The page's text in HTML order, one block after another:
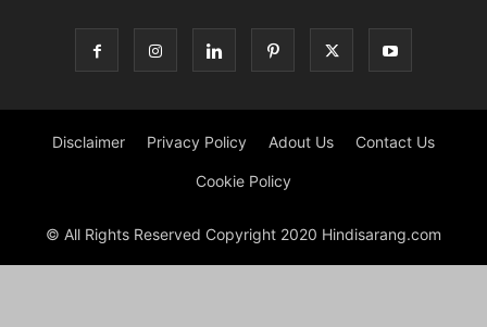
Disclaimer Privacy Policy Adout Us Contact Us
Cookie Policy
© All Rights Reserved Copyright 2020 Hindisarang.com